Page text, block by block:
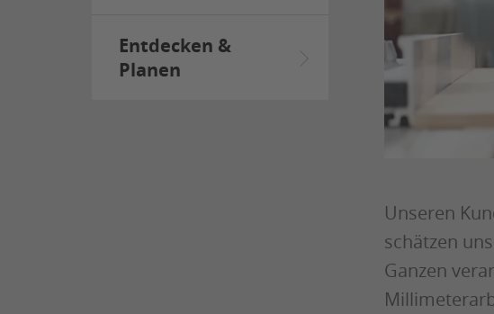
Entdecken &
Planen
Unseren
schätzen
Ganzen